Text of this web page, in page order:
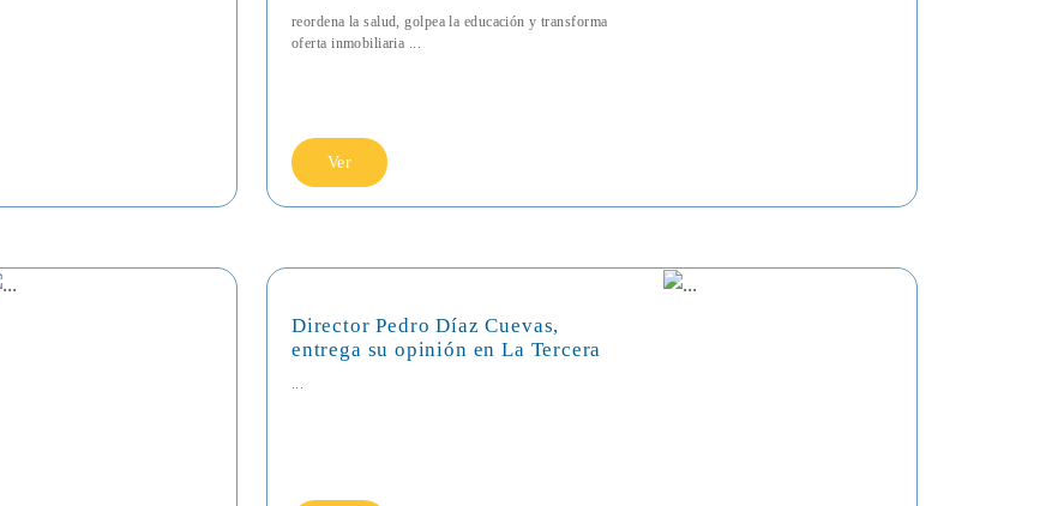
reordena la salud, golpea la educación y transforma
oferta inmobiliaria ...
Ver
Director Pedro Díaz Cuevas,
entrega su opinión en La Tercera